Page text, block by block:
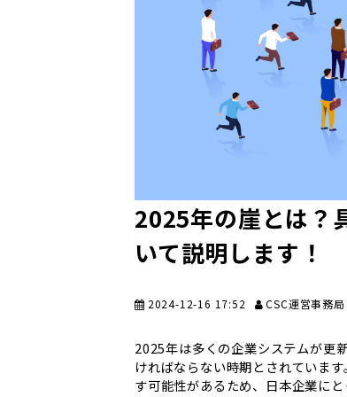
2025年の崖とは？
いて説明します！
2024-12-16 17:52 CSC運営事務局
2025年は多くの企業システムが更
ければならない時期とされていま
す可能性があるため、日本企業に